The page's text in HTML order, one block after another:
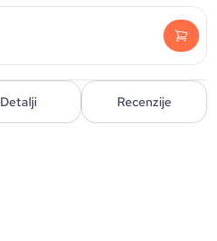
Detalji Recenzije